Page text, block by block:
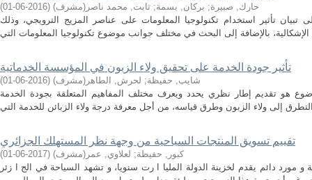
حارك, صبيرة; بركان, بسمة; ثابت, محمد ناصر(مشرف) (
2016-06-01
)
تبيان تأثير استخدام تكنولوجيا المعلومات على عناصر المزيج الترويجي، وذلك
تأثير جودة الخدمة على تحقيق ولاء الزبون في المؤسسة الخدماتية
شايب, حفيظة; لحرش, الطاهر(مشرف) (
2016-06-01
)
هو تقديم إطار نظري يحدد ويعرف مختلف المفاهيم المتعلقة بجودة الخدمة
تقييم تسويق المنتجات السياحية من وجهة نظر المستهلك الجزائري
كبور, حفيظة; لعلاوي, عمر(مشرف) (
2017-06-01
)
و مورد دائم يقدم لخزينة الدولة المليا ا رت سنويا، و تشهد السياحة في الج ا زئر